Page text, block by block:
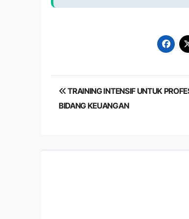
Post
navigation
TRAINING INTENSIF UNTUK
BIDANG KEUANGAN